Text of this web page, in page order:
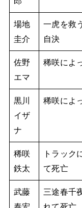
場地
圭介
一虎を救
自決
佐野
エマ
稀咲によ
黒川
イザ
ナ
稀咲によ
稀咲
鉄太
トラック
て死亡
武藤
三途春千